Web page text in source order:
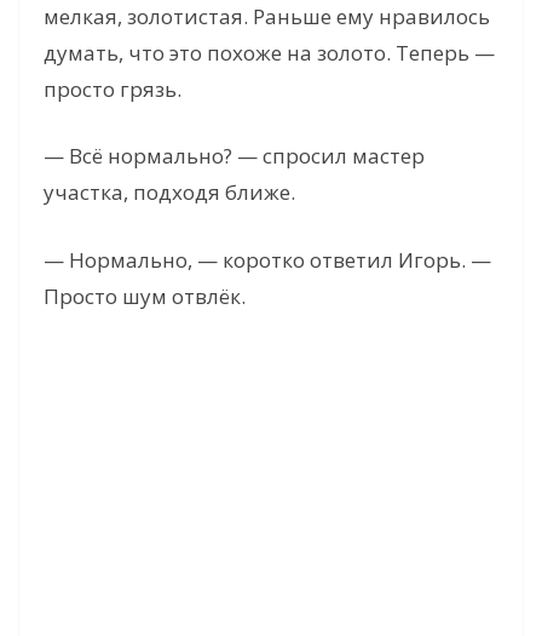
мелкая, золотистая. Раньше ему нравилось
думать, что это похоже на золото. Теперь —
просто грязь.
— Всё нормально? — спросил мастер
участка, подходя ближе.
— Нормально, — коротко ответил Игорь. —
Просто шум отвлёк.